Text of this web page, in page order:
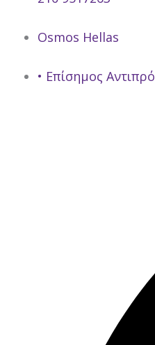
Osmos Hellas
• Επίσημος